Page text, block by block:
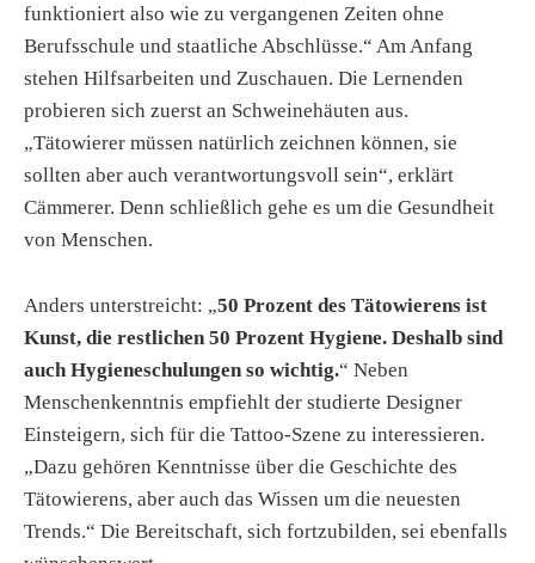
funktioniert also wie zu vergangenen Zeiten ohne
Berufsschule und staatliche Abschlüsse.“ Am Anfang
stehen Hilfsarbeiten und Zuschauen. Die Lernenden
probieren sich zuerst an Schweinehäuten aus.
„Tätowierer müssen natürlich zeichnen können, sie
sollten aber auch verantwortungsvoll sein“, erklärt
Cämmerer. Denn schließlich gehe es um die Gesundheit
von Menschen.
Anders unterstreicht: „50 Prozent des Tätowierens ist
Kunst, die restlichen 50 Prozent Hygiene. Deshalb sind
auch Hygieneschulungen so wichtig.“ Neben
Menschenkenntnis empfiehlt der studierte Designer
Einsteigern, sich für die Tattoo-Szene zu interessieren.
„Dazu gehören Kenntnisse über die Geschichte des
Tätowierens, aber auch das Wissen um die neuesten
Trends.“ Die Bereitschaft, sich fortzubilden, sei ebenfalls